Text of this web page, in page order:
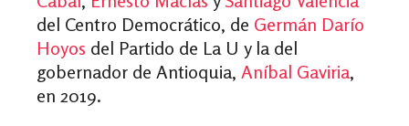
del Centro Democrático, de Germán Darío
Hoyos del Partido de La U y la del
gobernador de Antioquia, Aníbal Gaviria,
en 2019.